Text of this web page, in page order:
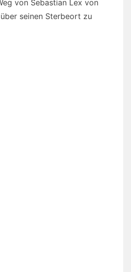
von Sebastian Lex von
seinen Sterbeort zu